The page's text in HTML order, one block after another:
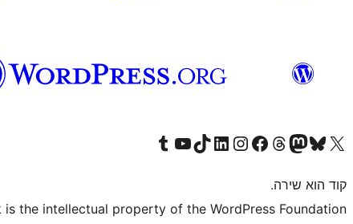
Visit our X (formerly Twitter) account
Visit our Bluesky account
Visit our Mastodon account
Visit our Threads account
Visit our Facebook page
Visit our Instagram account
Visit our LinkedIn account
Visit our TikTok account
Visit our YouTube channel
Visit our Tumblr account
קוד הוא שירה.
the intellectual property of the WordPress Foundation.